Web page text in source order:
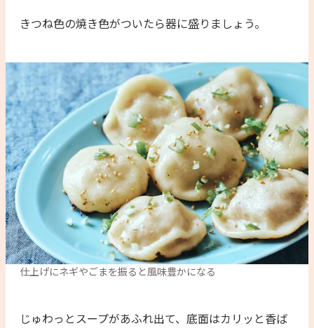
きつね色の焼き色がついたら器に盛りましょう。
仕上げにネギやごまを振ると風味豊かになる
じゅわっとスープがあふれ出て、底面はカリッと香ば